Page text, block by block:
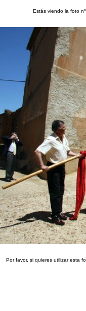
Estás viendo la foto
Por favor, si quieres utilizar esta